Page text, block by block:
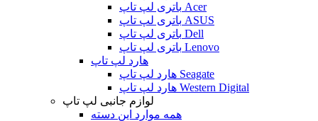
باتری لپ تاپ Acer
باتری لپ تاپ ASUS
باتری لپ تاپ Dell
باتری لپ تاپ Lenovo
هارد لپ تاپ
هارد لپ تاپ Seagate
هارد لپ تاپ Western Digital
لوازم جانبی لپ تاپ
همه موارد این دسته